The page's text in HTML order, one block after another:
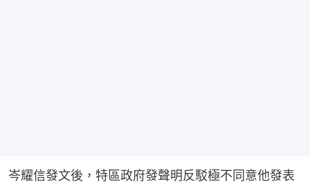
岑耀信發文後，特區政府發聲明反駁極不同意他發表